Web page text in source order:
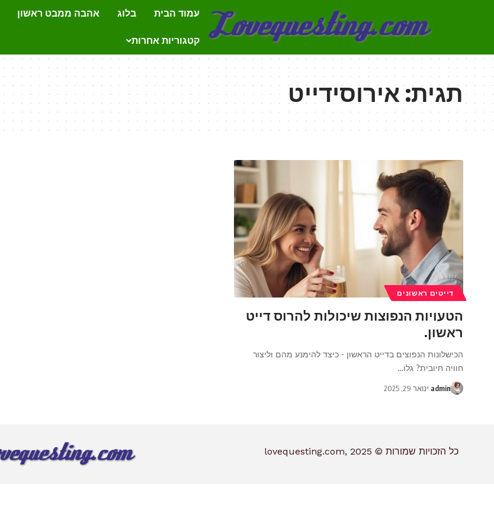
עמוד הבית בלוג אהבה ממבט ראשון
קטגוריות אחרות
תגית:אירוסידייט
דייטים ראשונים
הטעויות הנפוצות שיכולות להרוס דייט
ראשון.
הכישלונות הנפוצים בדייט הראשון - כיצד להימנע מהם וליצור
חוויה חיובית? גלו…
admin ינואר 29, 2025
כל הזכויות שמורות © lovequesting.com, 2025